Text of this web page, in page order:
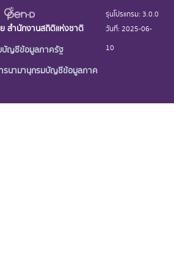
ย สำนักงานสถิติแห่งชาติ
บัญชีข้อมูลภาครัฐ
รนามานุกรมบัญชีข้อมูลภาค
รุ่นโปรแกรม: 3.0.0
วันที่: 2025-06-
10